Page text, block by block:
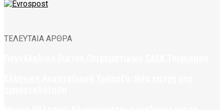
ΤΕΛΕΥΤΑΙΑ ΑΡΘΡΑ